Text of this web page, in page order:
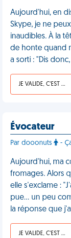
Aujourd'hui, en
Skype, je ne
inaudibles. À la
de honte quand
a sorti : "Dis
JE VALIDE, C'EST UNE VDM
Évocateur
Par dooonuts -
Aujourd'hui, ma
fromages. Alors
elle s'exclame :
pue... un peu
la réponse que
JE VALIDE, C'EST UNE VDM